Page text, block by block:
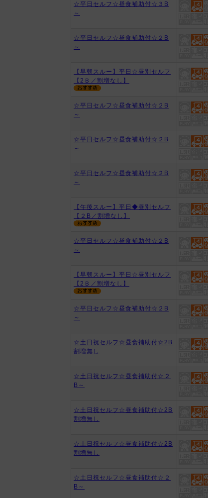
☆平日セルフ☆昼食補助付☆３B
～
☆平日セルフ☆昼食補助付☆２B
～
【早朝スルー】平日☆昼別セルフ
【2Ｂ／割増なし】
☆平日セルフ☆昼食補助付☆２B
～
☆平日セルフ☆昼食補助付☆２B
～
☆平日セルフ☆昼食補助付☆２B
～
【午後スルー】平日◆昼別セルフ
【２B／割増なし】
☆平日セルフ☆昼食補助付☆２B
～
【早朝スルー】平日☆昼別セルフ
【2Ｂ／割増なし】
☆平日セルフ☆昼食補助付☆２B
～
☆土日祝セルフ☆昼食補助付☆2B
割増無し
☆土日祝セルフ☆昼食補助付☆２
B～
☆土日祝セルフ☆昼食補助付☆2B
割増無し
☆土日祝セルフ☆昼食補助付☆2B
割増無し
☆土日祝セルフ☆昼食補助付☆２
B～